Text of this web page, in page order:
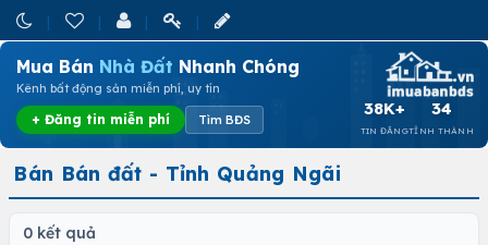
Mua Bán Nhà Đất Nhanh Chóng
Kênh bất động sản miễn phí, uy tín
+ Đăng tin miễn phí Tìm BĐS
38K+
TIN ĐĂNG
34
TỈNH THÀNH
Bán Bán đất - Tỉnh Quảng Ngãi
0 kết quả